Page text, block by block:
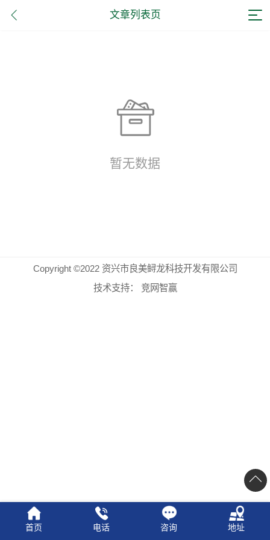
文章列表页
暂无数据
首页 电话 咨询 地址
Copyright ©2022 资兴市良美鲟龙科技开发有限公司
技术支持：
竞网智赢